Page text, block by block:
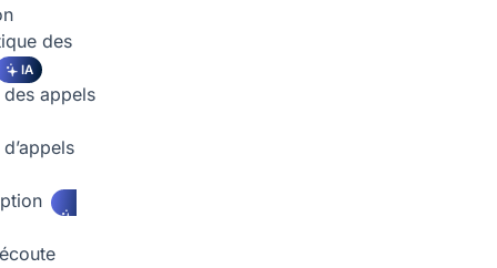
des
IA
appels